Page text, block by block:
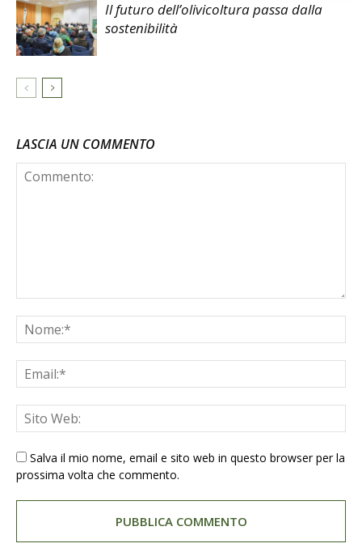
Il futuro dell’olivicoltura passa dalla
sostenibilità
LASCIA UN COMMENTO
Salva il mio nome, email e sito web in questo browser per la
prossima volta che commento.